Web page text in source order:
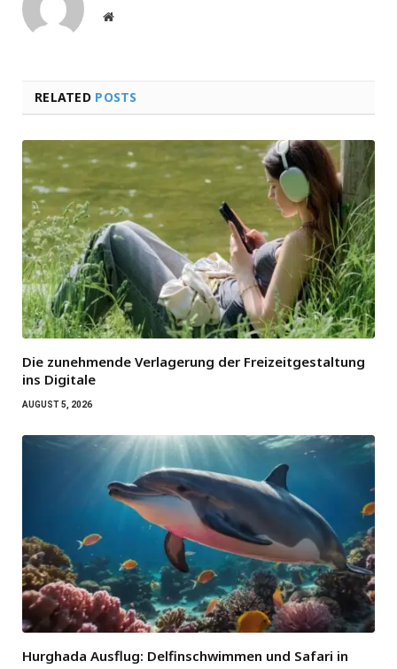
Website
RELATED POSTS
Die zunehmende Verlagerung der Freizeitgestaltung
ins Digitale
AUGUST 5, 2026
Hurghada Ausflug: Delfinschwimmen und Safari in